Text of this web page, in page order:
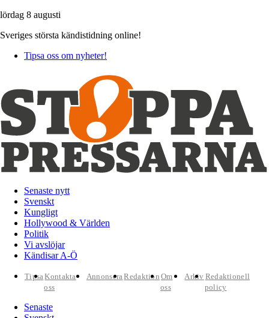
lördag 8 augusti
Sveriges största kändistidning online!
Tipsa oss om nyheter!
Senaste nytt
Svenskt
Kungligt
Hollywood & Världen
Politik
Vi avslöjar
Kändisar A-Ö
TipsaKontakta
oss
AnnonseraRedaktion Om
oss
Arkiv Redaktionell
policy
Senaste